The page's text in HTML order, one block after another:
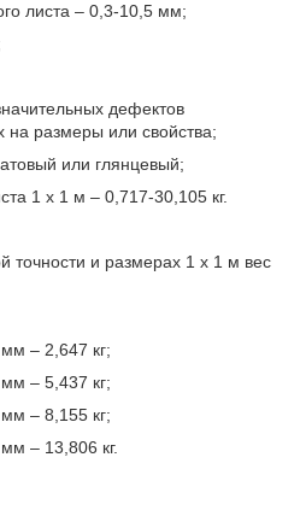
листа – 0,3-10,5 мм;
дефектов
размеры или свойства;
или глянцевый;
1 х 1 м – 0,717-30,105 кг.
точности и размерах 1 х 1 м вес
– 2,647 кг;
– 5,437 кг;
– 8,155 кг;
– 13,806 кг.